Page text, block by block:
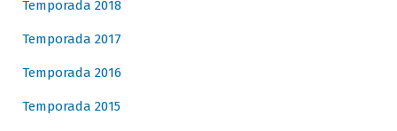
Temporada 2018
Temporada 2017
Temporada 2016
Temporada 2015